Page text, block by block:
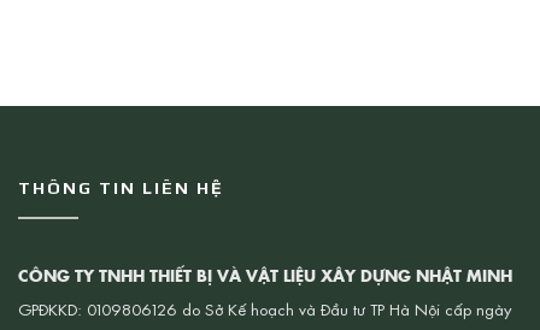
THÔNG TIN LIÊN HỆ
CÔNG TY TNHH THIẾT BỊ VÀ VẬT LIỆU XÂY DỰNG NHẬT MINH
GPĐKKD: 0109806126 do Sở Kế hoạch và Đầu tư TP Hà Nội cấp ngày